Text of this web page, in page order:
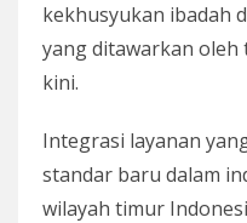
kekhusyukan ibadah
yang ditawarkan
kini.
Integrasi layanan
standar baru dalam
wilayah timur